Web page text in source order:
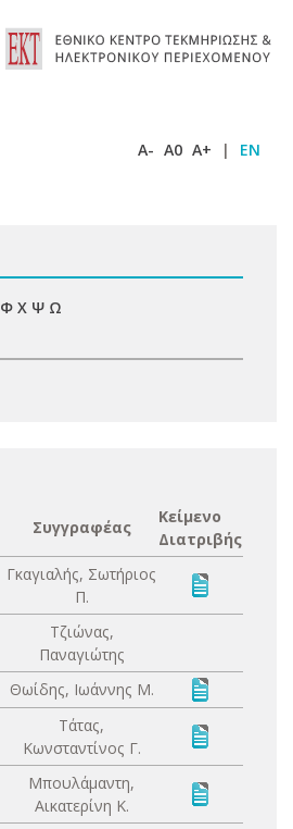
A- A0 A+ | EN
Φ Χ Ψ Ω
Συγγραφέας
Κείμενο
Διατριβής
Γκαγιαλής, Σωτήριος
Π.
Τζιώνας,
Παναγιώτης
Θωίδης, Ιωάννης Μ.
Τάτας,
Κωνσταντίνος Γ.
Μπουλάμαντη,
Αικατερίνη Κ.